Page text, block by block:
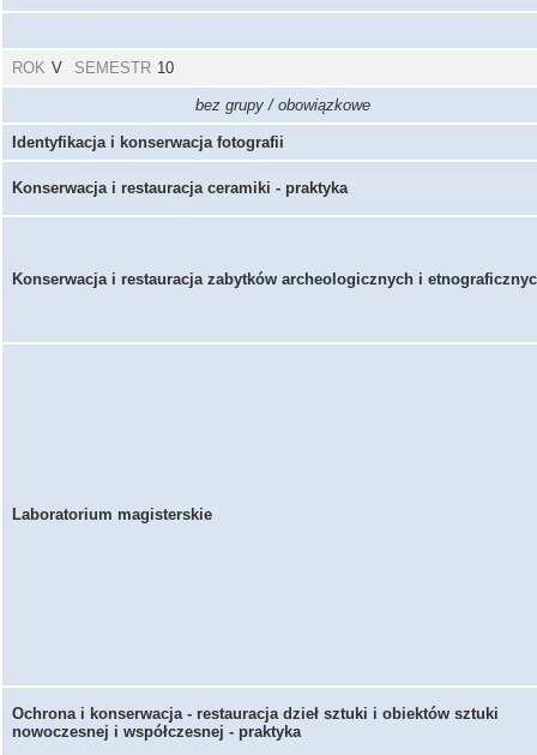
ROK V SEMESTR 10
bez grupy / obowiązkowe
Identyfikacja i konserwacja fotografii
Konserwacja i restauracja ceramiki - praktyka
Konserwacja i restauracja zabytków archeologicznych i
Laboratorium magisterskie
Ochrona i konserwacja - restauracja dzieł sztuki i obiektów sztuki
nowoczesnej i współczesnej - praktyka